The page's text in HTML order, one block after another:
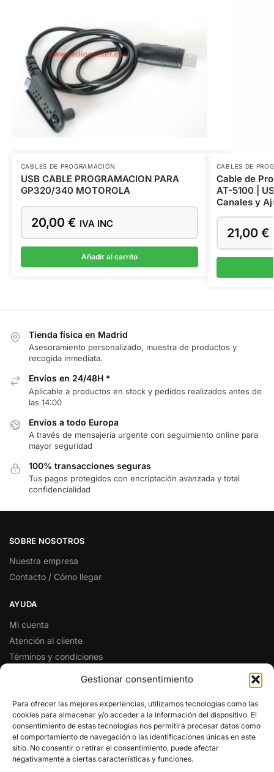
Gestionar consentimiento
Para ofrecer las mejores experiencias, utilizamos tecnologías como las
cookies para almacenar y/o acceder a la información del dispositivo. El
consentimiento de estas tecnologías nos permitirá procesar datos como
el comportamiento de navegación o las identificaciones únicas en este
sitio. No consentir o retirar el consentimiento, puede afectar
negativamente a ciertas características y funciones.
CABLES DE PROGRAMACIÓN
USB CABLE PROGRAMACION PARA
GP320/340 MOTOROLA
20,00 € IVA INC
Añadir al carrito
CABLES DE
Cable de
AT-5100 |
Canales y
21,00 €
Tienda física en Madrid
Asesoramiento personalizado, muestra de productos y
recogida inmediata.
Envíos en 24/48H *
Aplicable a productos en stock y pedidos realizados antes de
las 14:00
Envíos a todo Europa
A través de mensajería urgente con seguimiento online para
mayor seguridad
100% transacciones seguras
Tus pagos protegidos con encriptación avanzada y total
confidencialidad
SOBRE NOSOTROS
Nuestra empresa
Contacto / Cómo llegar
AYUDA
Mi cuenta
Atención al cliente
Términos y condiciones
SÍGUENOS EN REDES SOCIALES
Facebook
Twitter
Instagram